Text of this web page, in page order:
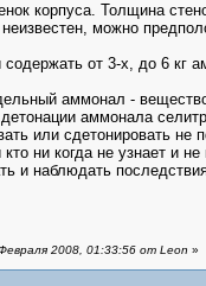
корпуса. Толщина
можно
от 3-х, до 6 кг
аммонал - вещество
аммонала
или сдетонировать не
ни когда не узнает и не
и наблюдать
2008, 01:33:56 от Leon »